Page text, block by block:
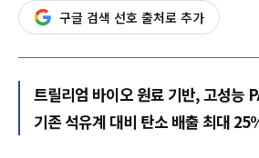
구글 검색 선호 출처로 추가
트릴리엄 바이오 원료 기반, 고성능
기존 석유계 대비 탄소 배출 최대